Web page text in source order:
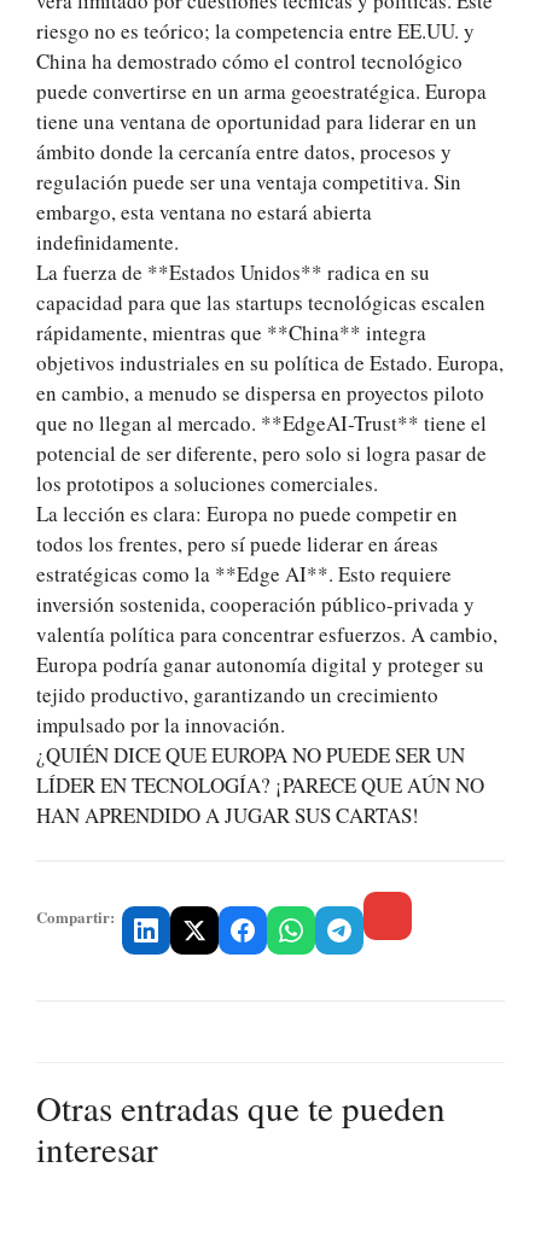
riesgo no es teórico; la competencia entre EE.UU. y
China ha demostrado cómo el control tecnológico
puede convertirse en un arma geoestratégica. Europa
tiene una ventana de oportunidad para liderar en un
ámbito donde la cercanía entre datos, procesos y
regulación puede ser una ventaja competitiva. Sin
embargo, esta ventana no estará abierta
indefinidamente.
La fuerza de **Estados Unidos** radica en su
capacidad para que las startups tecnológicas escalen
rápidamente, mientras que **China** integra
objetivos industriales en su política de Estado. Europa,
en cambio, a menudo se dispersa en proyectos piloto
que no llegan al mercado. **EdgeAI-Trust** tiene el
potencial de ser diferente, pero solo si logra pasar de
los prototipos a soluciones comerciales.
La lección es clara: Europa no puede competir en
todos los frentes, pero sí puede liderar en áreas
estratégicas como la **Edge AI**. Esto requiere
inversión sostenida, cooperación público-privada y
valentía política para concentrar esfuerzos. A cambio,
Europa podría ganar autonomía digital y proteger su
tejido productivo, garantizando un crecimiento
impulsado por la innovación.
¿QUIÉN DICE QUE EUROPA NO PUEDE SER UN
LÍDER EN TECNOLOGÍA? ¡PARECE QUE AÚN NO
HAN APRENDIDO A JUGAR SUS CARTAS!
Compartir:
Otras entradas que te pueden
interesar